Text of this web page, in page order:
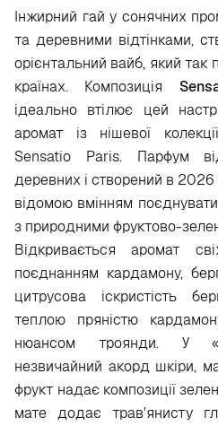
Інжирний гай у сонячних
та деревними відтінками,
орієнтальний вайб, який так
країнах. Композиція
ідеально втілює цей
аромат із нішевої
Sensatio Paris. Парфум
деревних і створений в
відомою вмінням поєднувати
з природними фруктово-
Відкривається аромат
поєднанням кардамону,
цитрусова іскристість
теплою пряністю
нюансом троянди. У
незвичайний акорд шкіри,
фрукт надає композиції
мате додає трав'янисту